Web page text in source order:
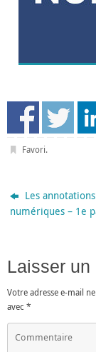
Favori.
Les annotations
numériques – 1e
Laisser un
Votre adresse e-mail
avec *